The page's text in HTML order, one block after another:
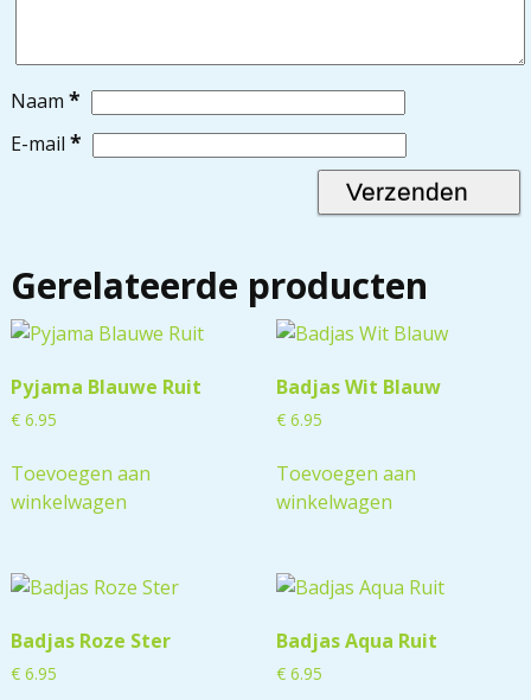
Naam *
E-mail *
Gerelateerde producten
Pyjama Blauwe Ruit
€6.95
Toevoegen aan
winkelwagen
Badjas Wit Blauw
€6.95
Toevoegen aan
winkelwagen
Badjas Roze Ster
€6.95
Badjas Aqua Ruit
€6.95